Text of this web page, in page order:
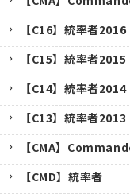
【C16】統率者2016
【C15】統率者2015
【C14】統率者2014
【C13】統率者2013
【CMA】
【CMD】統率者